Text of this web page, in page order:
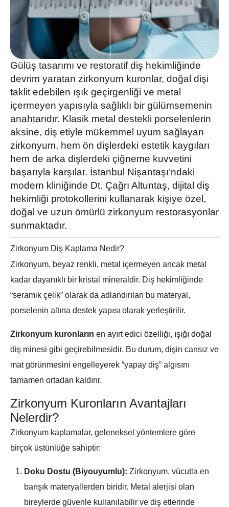
Gülüş tasarımı ve restoratif diş hekimliğinde
devrim yaratan zirkonyum kuronlar, doğal dişi
taklit edebilen ışık geçirgenliği ve metal
içermeyen yapısıyla sağlıklı bir gülümsemenin
anahtarıdır. Klasik metal destekli porselenlerin
aksine, diş etiyle mükemmel uyum sağlayan
zirkonyum, hem ön dişlerdeki estetik kaygıları
hem de arka dişlerdeki çiğneme kuvvetini
başarıyla karşılar. İstanbul Nişantaşı’ndaki
modern kliniğinde Dt. Çağrı Altuntaş, dijital diş
hekimliği protokollerini kullanarak kişiye özel,
doğal ve uzun ömürlü zirkonyum restorasyonlar
sunmaktadır.
Zirkonyum Diş Kaplama Nedir?
Zirkonyum, beyaz renkli, metal içermeyen ancak metal
kadar dayanıklı bir kristal mineraldir. Diş hekimliğinde
“seramik çelik” olarak da adlandırılan bu materyal,
porselenin altına destek yapısı olarak yerleştirilir.
Zirkonyum kuronların en ayırt edici özelliği, ışığı doğal
diş minesi gibi geçirebilmesidir. Bu durum, dişin cansız ve
mat görünmesini engelleyerek “yapay diş” algısını
tamamen ortadan kaldırır.
Zirkonyum Kuronların Avantajları
Nelerdir?
Zirkonyum kaplamalar, geleneksel yöntemlere göre
birçok üstünlüğe sahiptir:
Doku Dostu (Biyouyumlu): Zirkonyum, vücutla en
barışık materyallerden biridir. Metal alerjisi olan
bireylerde güvenle kullanılabilir ve diş etlerinde